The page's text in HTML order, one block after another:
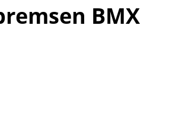
BMX